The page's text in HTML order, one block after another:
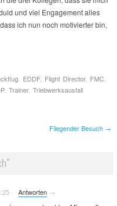
und viel Engagement alles
ich nun noch motivierter bin,
EDDF, Flight Director, FMC
, Trainer, Triebwerksausfall
Fliegender Besuch →
”
· · Antworten →